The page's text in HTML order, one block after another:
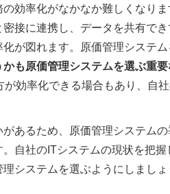
効率化がなかなか難しくなり
接に連携し、データを共有で
が図れます。原価管理システ
も原価管理システムを選ぶ重要
効率化できる場合もあり、自
あるため、原価管理システム
自社のITシステムの現状を把
システムを選ぶようにしましょ